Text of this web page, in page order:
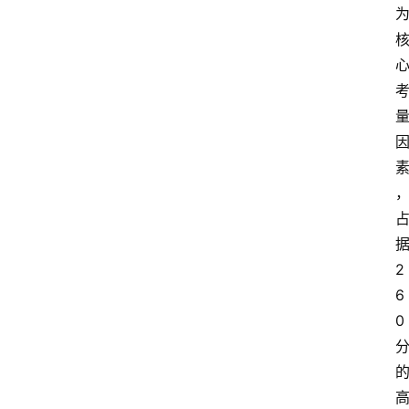
为
核
心
考
量
因
素
，
占
据
2
6
0
分
的
高